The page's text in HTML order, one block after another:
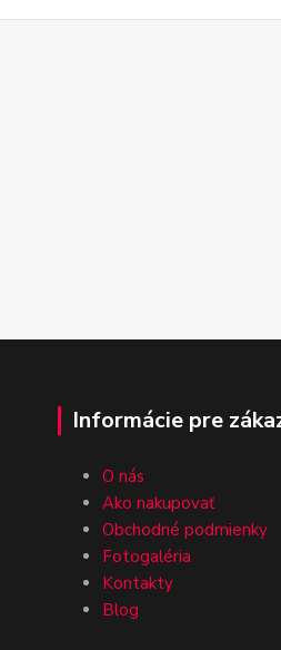
Informácie pre
O nás
Ako nakupovať
Obchodné podmienky
Fotogaléria
Kontakty
Blog